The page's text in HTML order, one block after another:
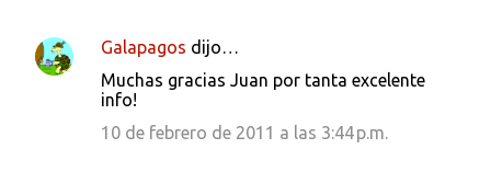
Galapagos dijo…
Muchas gracias Juan por tanta excelente
info!
10 de febrero de 2011 a las 3:44 p.m.